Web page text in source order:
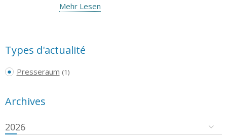
Mehr Lesen
Types d'actualité
Presseraum (1)
Archives
2026